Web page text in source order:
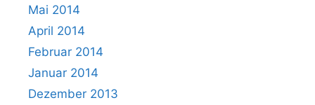
Mai 2014
April 2014
Februar 2014
Januar 2014
Dezember 2013